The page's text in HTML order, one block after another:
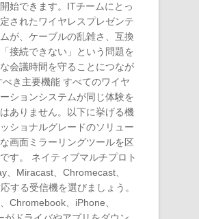
始できます。ITチームにとっ
されたワイヤレスプレゼンテ
が、ケーブルの乱雑さ、互換
接続できない」という問題を
会議時間を守ることにつなが
べき主要機能 すべてのワイヤ
ションシステムが同じ体験を
ありません。以下に挙げる機
ショナルグレードのソリュー
画面ミラーリングツールを区
す。 ネイティブマルチプロト
、Miracast、Chromecast、
する受信機を選びましょう。
Chromebook、iPhone、